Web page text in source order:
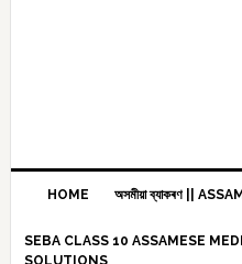
HOME অসমীয়া ব্যাকৰণ ||
SEBA CLASS 10 ASSAMESE
SOLUTIONS